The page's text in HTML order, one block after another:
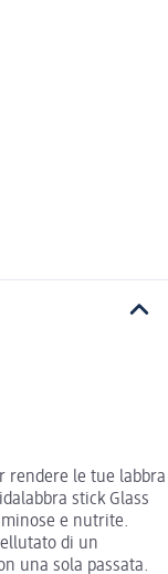
rendere le tue labbra
stick Glass
e nutrite.
di un
una sola passata.